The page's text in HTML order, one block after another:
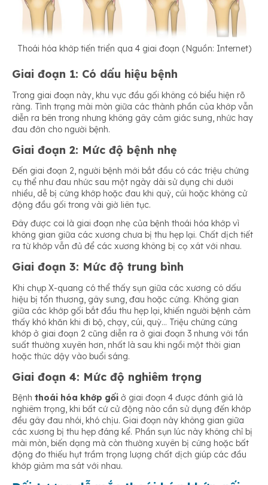
Thoái hóa khớp tiến triển qua 4 giai đoạn (Nguồn: Internet)
Giai đoạn 1: Có dấu hiệu bệnh
Trong giai đoạn này, khu vực đầu gối không có biểu hiện rõ
ràng. Tình trạng mài mòn giữa các thành phần của khớp vẫn
diễn ra bên trong nhưng không gây cảm giác sưng, nhức hay
đau đớn cho người bệnh.
Giai đoạn 2: Mức độ bệnh nhẹ
Đến giai đoạn 2, người bệnh mới bắt đầu có các triệu chứng
cụ thể như đau nhức sau một ngày dài sử dụng chi dưới
nhiều, dễ bị cứng khớp hoặc đau khi quỳ, cúi hoặc không cử
động đầu gối trong vài giờ liên tục.
Đây được coi là giai đoạn nhẹ của bệnh thoái hóa khớp vì
không gian giữa các xương chưa bị thu hẹp lại. Chất dịch tiết
ra từ khớp vẫn đủ để các xương không bị cọ xát với nhau.
Giai đoạn 3: Mức độ trung bình
Khi chụp X-quang có thể thấy sụn giữa các xương có dấu
hiệu bị tổn thương, gây sưng, đau hoặc cứng. Không gian
giữa các khớp gối bắt đầu thu hẹp lại, khiến người bệnh cảm
thấy khó khăn khi đi bộ, chạy, cúi, quỳ… Triệu chứng cứng
khớp ở giai đoạn 2 cũng diễn ra ở giai đoạn 3 nhưng với tần
suất thường xuyên hơn, nhất là sau khi ngồi một thời gian
hoặc thức dậy vào buổi sáng.
Giai đoạn 4: Mức độ nghiêm trọng
Bệnh thoái hóa khớp gối ở giai đoạn 4 được đánh giá là
nghiêm trọng, khi bất cứ cử động nào cần sử dụng đến khớp
đều gây đau nhói, khó chịu. Giai đoạn này không gian giữa
các xương bị thu hẹp đáng kể. Phần sụn lúc này không chỉ bị
mài mòn, biến dạng mà còn thường xuyên bị cứng hoặc bất
động đo thiếu hụt trầm trọng lượng chất dịch giúp các đầu
khớp giảm ma sát với nhau.